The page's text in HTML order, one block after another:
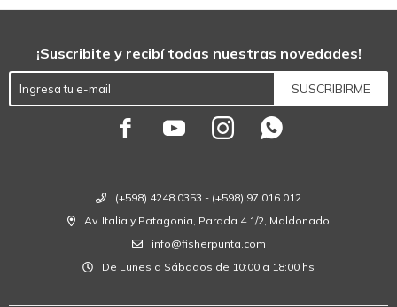
(+598) 4248 0353 - (+598) 97 016 012
Av. Italia y Patagonia, Parada 4 1/2, Maldonado
info@fisherpunta.com
De Lunes a Sábados de 10:00 a 18:00 hs
¡Suscribite y recibí todas nuestras novedades!
SUSCRIBIRME
   